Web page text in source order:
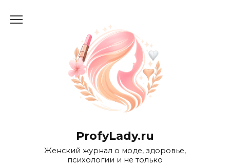
ProfyLady.ru
Женский журнал о моде, здоровье,
психологии и не только